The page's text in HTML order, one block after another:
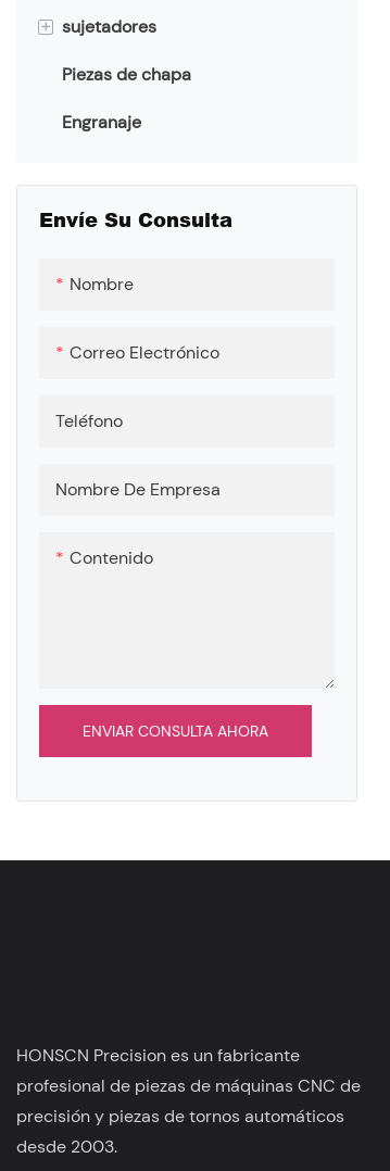
+ sujetadores
Servicio de embalaje
Piezas de chapa
Engranaje
Envíe Su Consulta
Nombre
Correo Electrónico
Teléfono
Nombre De Empresa
Contenido
ENVIAR CONSULTA AHORA
HONSCN Precision es un fabricante
profesional de piezas de máquinas CNC de
precisión y piezas de tornos automáticos
desde 2003.